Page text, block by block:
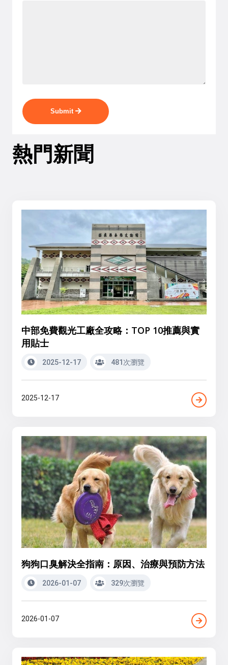
Submit
熱門新聞
中部免費觀光工廠全攻略：TOP 10推薦與實
用貼士
2025-12-17 481次瀏覽
2025-12-17
狗狗口臭解決全指南：原因、治療與預防方法
2026-01-07 329次瀏覽
2026-01-07